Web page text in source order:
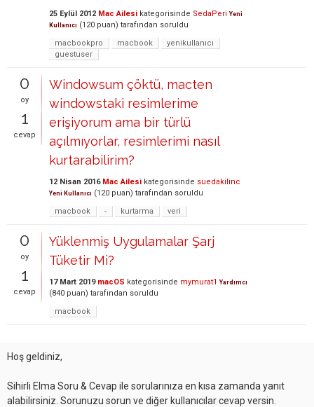
25 Eylül 2012 Mac Ailesi kategorisinde SedaPeri Yeni
Kullanıcı (120 puan) tarafından soruldu
macbookpro
macbook
yenikullanıcı
guestuser
0
oy
1
cevap
Windowsum çöktü, macten
windowstaki resimlerime
erişiyorum ama bir türlü
açılmıyorlar, resimlerimi nasıl
kurtarabilirim?
12 Nisan 2016 Mac Ailesi kategorisinde suedakilinc
Yeni Kullanıcı (120 puan) tarafından soruldu
macbook
- kurtarma veri
0
oy
1
cevap
Yüklenmiş Uygulamalar Şarj
Tüketir Mi?
17 Mart 2019 macOS kategorisinde mymurat1 Yardımcı
(840 puan) tarafından soruldu
macbook
Hoş geldiniz,
Sihirli Elma Soru & Cevap ile sorularınıza en kısa zamanda yanıt
alabilirsiniz. Sorunuzu sorun ve diğer kullanıcılar cevap versin.